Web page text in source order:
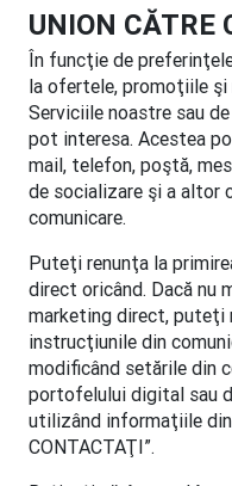
UNION CĂTRE
În funcţie de
la ofertele, promoţiile
Serviciile noastre sau
pot interesa. Acestea
mail, telefon, poştă,
de socializare şi a altor
comunicare.
Puteţi renunţa la
direct oricând. Dacă nu
marketing direct, puteţi
instrucţiunile din
modificând setările din
portofelului digital sau
utilizând informaţiile din
CONTACTAŢI”.